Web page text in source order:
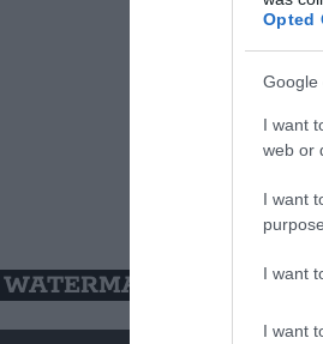
Opted
Google
I want
web or
I want
I want
I want
– CIPRU